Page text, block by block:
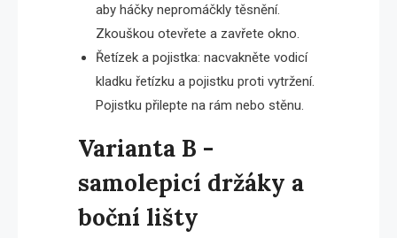
aby háčky nepromáčkly těsnění.
Zkouškou otevřete a zavřete okno.
Řetízek a pojistka: nacvakněte vodicí
kladku řetízku a pojistku proti vytržení.
Pojistku přilepte na rám nebo stěnu.
Varianta B -
samolepicí držáky a
boční lišty